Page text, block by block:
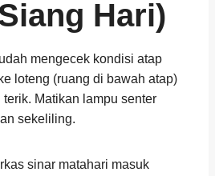
Hari)
mengecek kondisi atap
loteng (ruang di bawah atap)
Matikan lampu senter
sekeliling.
sinar matahari masuk